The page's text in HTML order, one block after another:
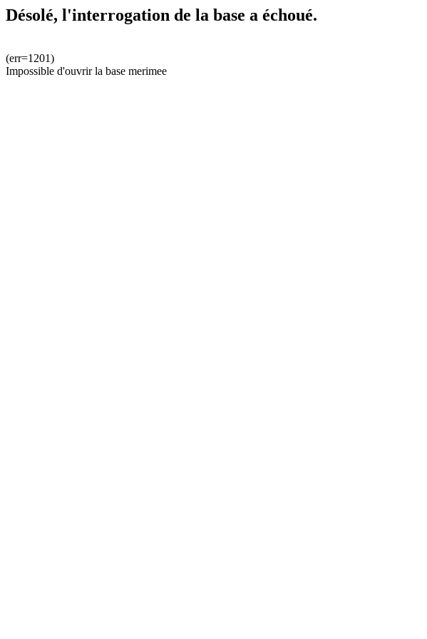
Désolé, l'interrogation de la base a échoué.
(err=1201)
Impossible d'ouvrir la base merimee